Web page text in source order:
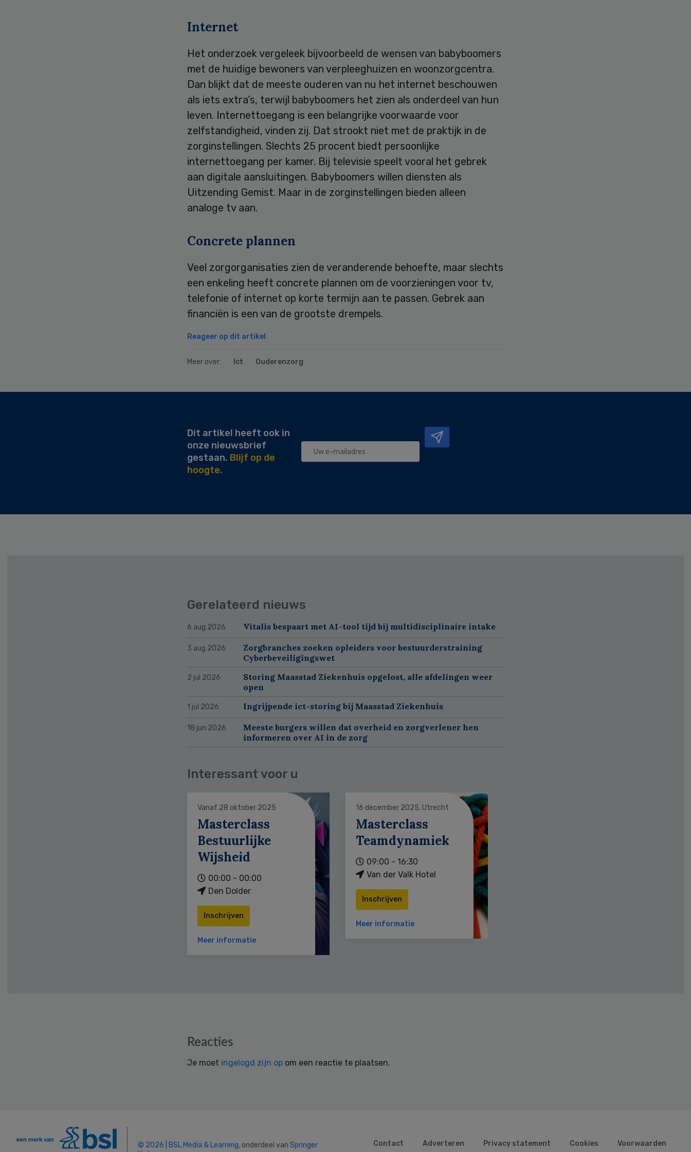
Internet
Het onderzoek vergeleek bijvoorbeeld de wensen van babyboomers
met de huidige bewoners van verpleeghuizen en woonzorgcentra.
Dan blijkt dat de meeste ouderen van nu het internet beschouwen
als iets extra’s, terwijl babyboomers het zien als onderdeel van hun
leven. Internettoegang is een belangrijke voorwaarde voor
zelfstandigheid, vinden zij. Dat strookt niet met de praktijk in de
zorginstellingen. Slechts 25 procent biedt persoonlijke
internettoegang per kamer. Bij televisie speelt vooral het gebrek
aan digitale aansluitingen. Babyboomers willen diensten als
Uitzending Gemist. Maar in de zorginstellingen bieden alleen
analoge tv aan.
Concrete plannen
Veel zorgorganisaties zien de veranderende behoefte, maar slechts
een enkeling heeft concrete plannen om de voorzieningen voor tv,
telefonie of internet op korte termijn aan te passen. Gebrek aan
financiën is een van de grootste drempels.
Reageer op dit artikel
Meer over: Ict Ouderenzorg
Dit artikel heeft ook in
onze nieuwsbrief
gestaan. Blijf op de
hoogte.
Gerelateerd nieuws
6 aug 2026 Vitalis bespaart met AI-tool tijd bij multidisciplinaire intake
3 aug 2026
Zorgbranches zoeken opleiders voor bestuurderstraining
Cyberbeveiligingswet
2 jul 2026
Storing Maasstad Ziekenhuis opgelost, alle afdelingen weer
open
1 jul 2026 Ingrijpende ict-storing bij Maasstad Ziekenhuis
18 jun 2026
Meeste burgers willen dat overheid en zorgverlener hen
informeren over AI in de zorg
Interessant voor u
Vanaf 28 oktober 2025
Masterclass
Bestuurlijke
Wijsheid
00:00 - 00:00
Den Dolder
Inschrijven
Meer informatie
16 december 2025, Utrecht
Masterclass
Teamdynamiek
09:00 - 16:30
Van der Valk Hotel
Inschrijven
Meer informatie
Reacties
Je moet ingelogd zijn op om een reactie te plaatsen.
© 2026 | BSL Media & Learning, onderdeel van Springer
Contact Adverteren Privacy statement Cookies Voorwaarden